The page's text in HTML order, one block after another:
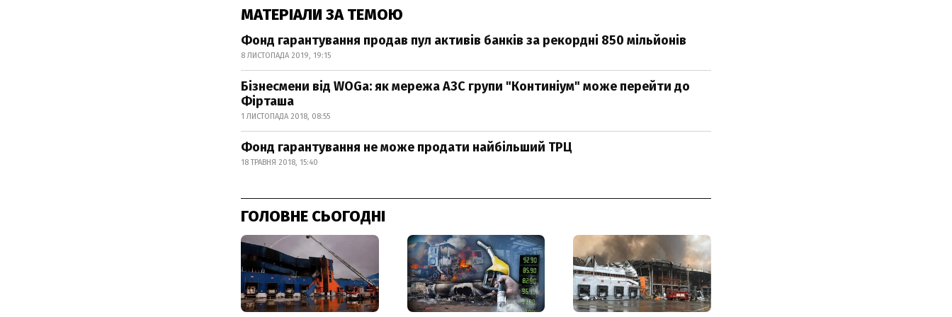
МАТЕРІАЛИ ЗА ТЕМОЮ
Фонд гарантування продав пул активів банків за рекордні 850 мільйонів
8 ЛИСТОПАДА 2019, 19:15
Бізнесмени від WOGа: як мережа АЗС групи "Континіум" може перейти до
Фірташа
1 ЛИСТОПАДА 2018, 08:55
Фонд гарантування не може продати найбільший ТРЦ
18 ТРАВНЯ 2018, 15:40
ГОЛОВНЕ СЬОГОДНІ